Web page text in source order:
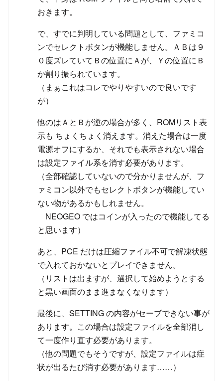
おきます。
で、すでに判明している問題として、ファミコ
ンでセレクトボタンが機能しません。ＡＢは９
０度ズレていてＢの位置にＡが、Ｙの位置にＢ
か割り振られています。
（まぁこれはコレでやりやすいので良いです
が）
他のはＡとＢが逆の場合が多く、ROMリスト表
示も ちょくちょく消えます。消えた場合は一度
電源オフにするか、それでも表示されない場合
は設定ファイル系を消す必要があります。
（全部確認していないので分かりませんが、フ
ァミコン以外でもセレクトボタンが機能してい
ない物があるかもしれません。
NEOGEO ではコインが入ったので機能してる
と思います）
あと、PCE だけは圧縮ファイル不可で解凍状態
で入れておかないとプレイできません。
（リストは出ますが、選択して始めようとする
と黒い画面のまま進まなくなります）
最後に、SETTING の内容がセーブできない事が
あります。この場合は設定ファイルを全部消し
て一度作り直す必要があります。
（他の問題でもそうですが、設定ファイルは症
状が出るたび消す必要があります……）